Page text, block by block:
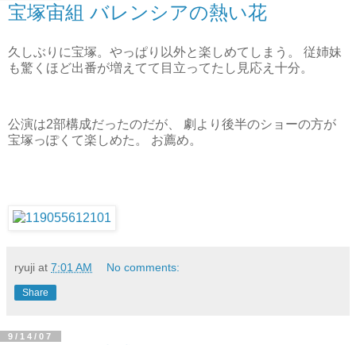
宝塚宙組 バレンシアの熱い花
久しぶりに宝塚。やっぱり以外と楽しめてしまう。 従姉妹
も驚くほど出番が増えてて目立ってたし見応え十分。
公演は2部構成だったのだが、 劇より後半のショーの方が
宝塚っぽくて楽しめた。 お薦め。
ryuji at 7:01 AM No comments:
Share
9/14/07